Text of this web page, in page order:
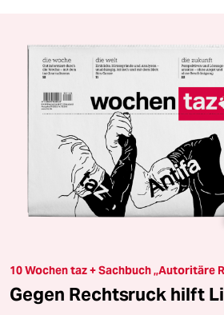
10 Wochen taz + Sachbuch „Autoritäre
Gegen Rechtsruck hilft